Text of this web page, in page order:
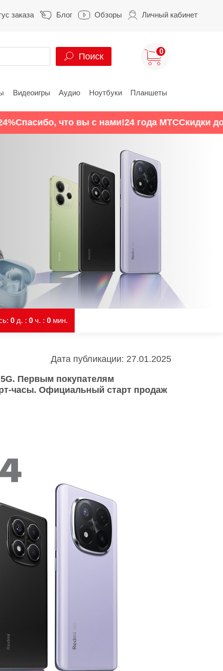
заказа Блог Обзоры Личный кабинет
Поиск
0
HUAWEI
HUAWEI Mate
HONOR
HONOR Magic
HONOR X
Infinix GT
Infinix Note
Spark
Camon
Pova
Видеоигры Аудио Ноутбуки Планшеты
что вы с нами!24 года МТССкидки до 24%
0 д. : 0 ч. : 0 мин.
Дата публикации: 27.01.2025
Первым покупателям
часы. Официальный старт продаж